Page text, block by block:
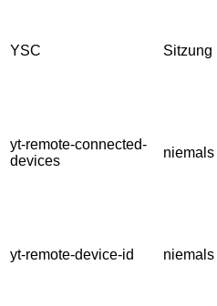
YSC Sitzung
yt-remote-connected-
devices
niemals
yt-remote-device-id niemals